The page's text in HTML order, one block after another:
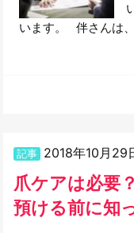
います。 伴さんは
記事 2018年10月29
爪ケアは必要
預ける前に知